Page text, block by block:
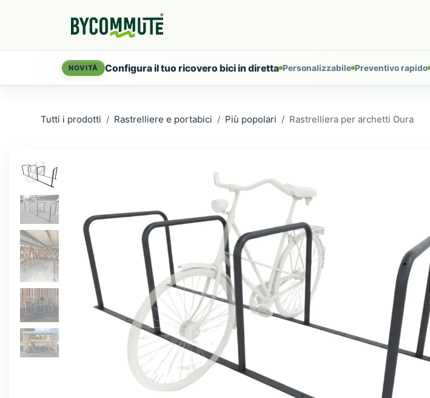
NOVITÀ Configura il tuo ricovero bici in diretta Personalizzabile Preventivo rapido
Tutti i prodotti Rastrelliere e portabici Più popolari Rastrelliera per archetti Oura